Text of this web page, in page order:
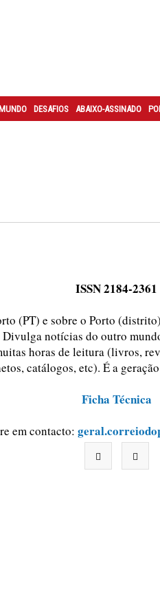
DESAFIOS ABAIXO-ASSINADO
ISSN 2184-2361
(PT) e sobre o Porto
notícias do outro
horas de leitura (livros,
catálogos, etc). É a
Ficha Técnica
em contacto: